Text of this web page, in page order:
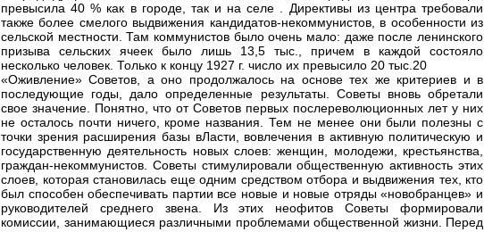
превысила 40 % как в городе, так и на селе . Директивы из центра требовали
также более смелого выдвижения кандидатов-некоммунистов, в особенности из
сельской местности. Там коммунистов было очень мало: даже после ленинского
призыва сельских ячеек было лишь 13,5 тыс., причем в каждой состояло
несколько человек. Только к концу 1927 г. число их превысило 20 тыс.20
«Оживление» Советов, а оно продолжалось на основе тех же критериев и в
последующие годы, дало определенные результаты. Советы вновь обретали
свое значение. Понятно, что от Советов первых послереволюционных лет у них
не осталось почти ничего, кроме названия. Тем не менее они были полезны с
точки зрения расширения базы вЛасти, вовлечения в активную политическую и
государственную деятельность новых слоев: женщин, молодежи, крестьянства,
граждан-некоммунистов. Советы стимулировали общественную активность этих
слоев, которая становилась еще одним средством отбора и выдвижения тех, кто
был способен обеспечивать партии все новые и новые отряды «новобранцев» и
руководителей среднего звена. Из этих неофитов Советы формировали
комиссии, занимающиеся различными проблемами общественной жизни. Перед